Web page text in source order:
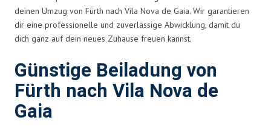
deinen Umzug von Fürth nach Vila Nova de Gaia. Wir garantieren
dir eine professionelle und zuverlässige Abwicklung, damit du
dich ganz auf dein neues Zuhause freuen kannst.
Günstige Beiladung von
Fürth nach Vila Nova de
Gaia